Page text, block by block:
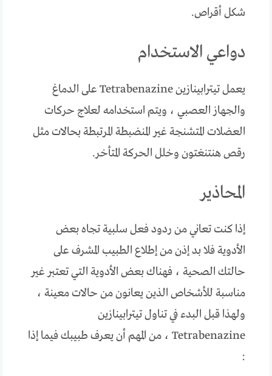
شكل أقراص.
دواعي الاستخدام
يعمل تيترابينازين Tetrabenazine على الدماغ
والجهاز العصبي ، ويتم استخدامه لعلاج حركات
العضلات المتشنجة غير المنضبطة المرتبطة بحالات مثل
رقص هنتنغتون وخلل الحركة المتأخر.
المحاذير
إذا كنت تعاني من ردود فعل سلبية تجاه بعض
الأدوية فلا بد إذن من إطلاع الطبيب المشرف على
حالتك الصحية ، فهناك بعض الأدوية التي تعتبر غير
مناسبة للأشخاص الذين يعانون من حالات معينة ،
ولهذا قبل البدء في تناول تيترابينازين
Tetrabenazine ، من المهم أن يعرف طبيبك فيما إذا
: